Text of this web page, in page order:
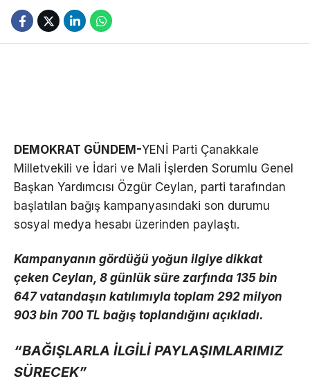
DEMOKRAT GÜNDEM-YENİ Parti Çanakkale
Milletvekili ve İdari ve Mali İşlerden Sorumlu Genel
Başkan Yardımcısı Özgür Ceylan, parti tarafından
başlatılan bağış kampanyasındaki son durumu
sosyal medya hesabı üzerinden paylaştı.
Kampanyanın gördüğü yoğun ilgiye dikkat
çeken Ceylan, 8 günlük süre zarfında 135 bin
647 vatandaşın katılımıyla toplam 292 milyon
903 bin 700 TL bağış toplandığını açıkladı.
“BAĞIŞLARLA İLGİLİ PAYLAŞIMLARIMIZ
SÜRECEK”